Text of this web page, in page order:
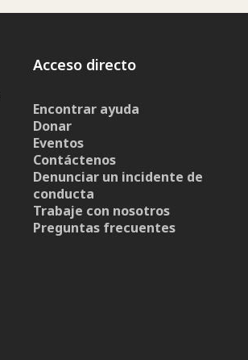
Acceso directo
Encontrar ayuda
Donar
Eventos
Contáctenos
Denunciar un incidente de
conducta
Trabaje con nosotros
Preguntas frecuentes